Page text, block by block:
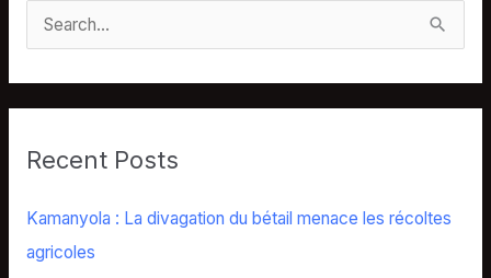
c
Recent Posts
Kamanyola : La divagation du bétail menace les récoltes
agricoles